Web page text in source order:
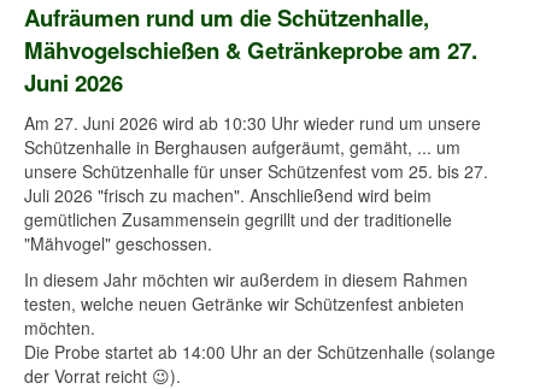
Aufräumen rund um die Schützenhalle,
Mähvogelschießen & Getränkeprobe am 27.
Juni 2026
Am 27. Juni 2026 wird ab 10:30 Uhr wieder rund um unsere
Schützenhalle in Berghausen aufgeräumt, gemäht, ... um
unsere Schützenhalle für unser Schützenfest vom 25. bis 27.
Juli 2026 "frisch zu machen". Anschließend wird beim
gemütlichen Zusammensein gegrillt und der traditionelle
"Mähvogel" geschossen.
In diesem Jahr möchten wir außerdem in diesem Rahmen
testen, welche neuen Getränke wir Schützenfest anbieten
möchten.
Die Probe startet ab 14:00 Uhr an der Schützenhalle (solange
der Vorrat reicht 😉).